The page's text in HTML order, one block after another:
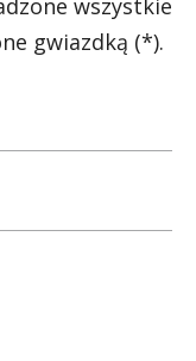
gwiazdką (*).